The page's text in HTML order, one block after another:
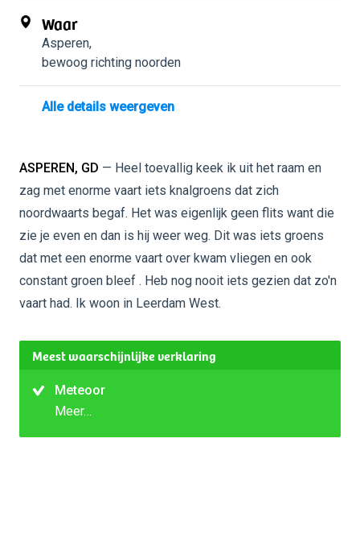
Waar
Asperen,
bewoog richting noorden
Alle details weergeven
ASPEREN, GD — Heel toevallig keek ik uit het raam en
zag met enorme vaart iets knalgroens dat zich
noordwaarts begaf. Het was eigenlijk geen flits want die
zie je even en dan is hij weer weg. Dit was iets groens
dat met een enorme vaart over kwam vliegen en ook
constant groen bleef . Heb nog nooit iets gezien dat zo'n
vaart had. Ik woon in Leerdam West.
Meest waarschijnlijke verklaring
Meteoor
Meer…